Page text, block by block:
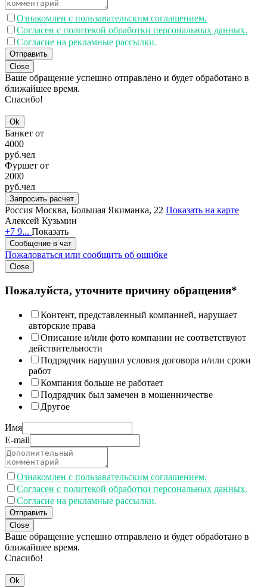
Ознакомлен с пользавательским соглашением.
Согласен с политекой обработки персональных данных.
Согласие на рекламные рассылки.
Отправить
Close
Ваше обращение успешно отправлено и будет обработано в
ближайшее время.
Спасибо!
Ok
Банкет от
4000
руб.чел
Фуршет от
2000
руб.чел
Запросить расчет
Россия Москва, Большая Якиманка, 22 Показать на карте
Алексей Кузьмин
+7 9... Показать
Сообщение в чат
Пожаловаться или сообщить об ошибке
Close
Пожалуйста, уточните причину обращения*
Контент, представленный компанией, нарушает
авторские права
Описание и/или фото компании не соответствуют
действительности
Подрядчик нарушил условия договора и/или сроки
работ
Компания больше не работает
Подрядчик был замечен в мошенничестве
Другое
Имя
E-mail
Ознакомлен с пользавательским соглашением.
Согласен с политекой обработки персональных данных.
Согласие на рекламные рассылки.
Отправить
Close
Ваше обращение успешно отправлено и будет обработано в
ближайшее время.
Спасибо!
Ok